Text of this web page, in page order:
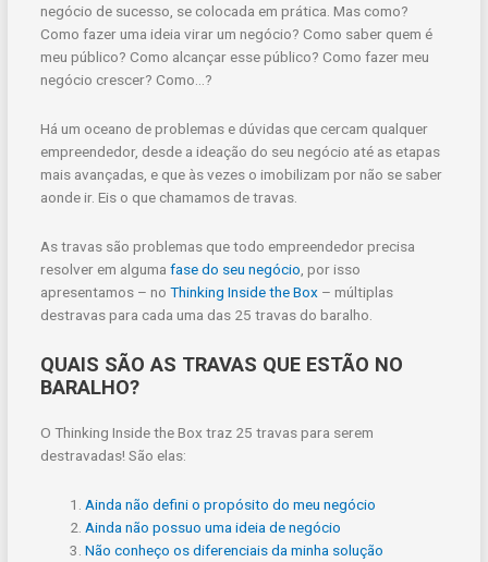
negócio de sucesso, se colocada em prática. Mas como?
Como fazer uma ideia virar um negócio? Como saber quem é
meu público? Como alcançar esse público? Como fazer meu
negócio crescer? Como…?
Há um oceano de problemas e dúvidas que cercam qualquer
empreendedor, desde a ideação do seu negócio até as etapas
mais avançadas, e que às vezes o imobilizam por não se saber
aonde ir. Eis o que chamamos de travas.
As travas são problemas que todo empreendedor precisa
resolver em algumafase do seu negócio , por isso
apresentamos – noThinking Inside the Box – múltiplas
destravas para cada uma das 25 travas do baralho.
QUAIS SÃO AS TRAVAS QUE ESTÃO NO
BARALHO?
O Thinking Inside the Box traz 25 travas para serem
destravadas! São elas:
Ainda não defini o propósito do meu negócio
Ainda não possuo uma ideia de negócio
Não conheço os diferenciais da minha solução